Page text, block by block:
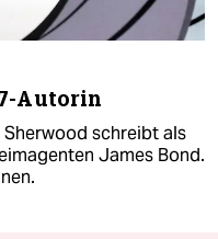
Autorin
schreibt als
James Bond.